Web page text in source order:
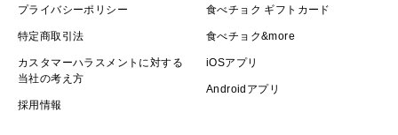
プライバシーポリシー
特定商取引法
カスタマーハラスメントに対する
当社の考え方
採用情報
食べチョク ギフトカード
食べチョク&more
iOSアプリ
Androidアプリ